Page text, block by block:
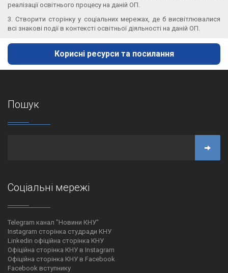
реалізації освітнього процесу на даній ОП.
Створити сторінку у соціальних мережах, де б висвітлювалися
всі знакові події в контексті освітньої діяльності на даній ОП.
Корисні ресурси та посилання
Пошук
Соціальні мережі
Telegram канал "Новини КНУ"
Instagram сторінка студради КНУ
Linkedin офіційна сторінка КНУ
Офіційна сторінка КНУ в Instagram
Офіційна сторінка КНУ в Facebook
Facebook вступнику